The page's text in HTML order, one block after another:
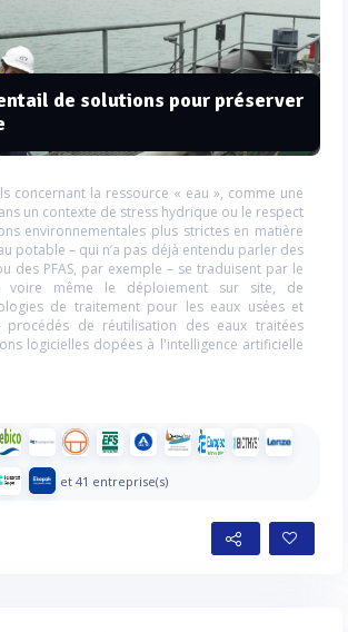
de solutions pour préserver
concernant la ressource « eau », comme une
un contexte de stress hydrique ou le respect
environnementales plus strictes en matière
potable – qui n’a pas déjà entendu parler des
des PFAS, par exemple – se traduisent par le
voire même le déploiement sur site, de
de traitement pour les eaux usées et
procédés de réutilisation des eaux traitées
logicielles dopées à l'intelligence artificielle
et 41 entreprise(s)